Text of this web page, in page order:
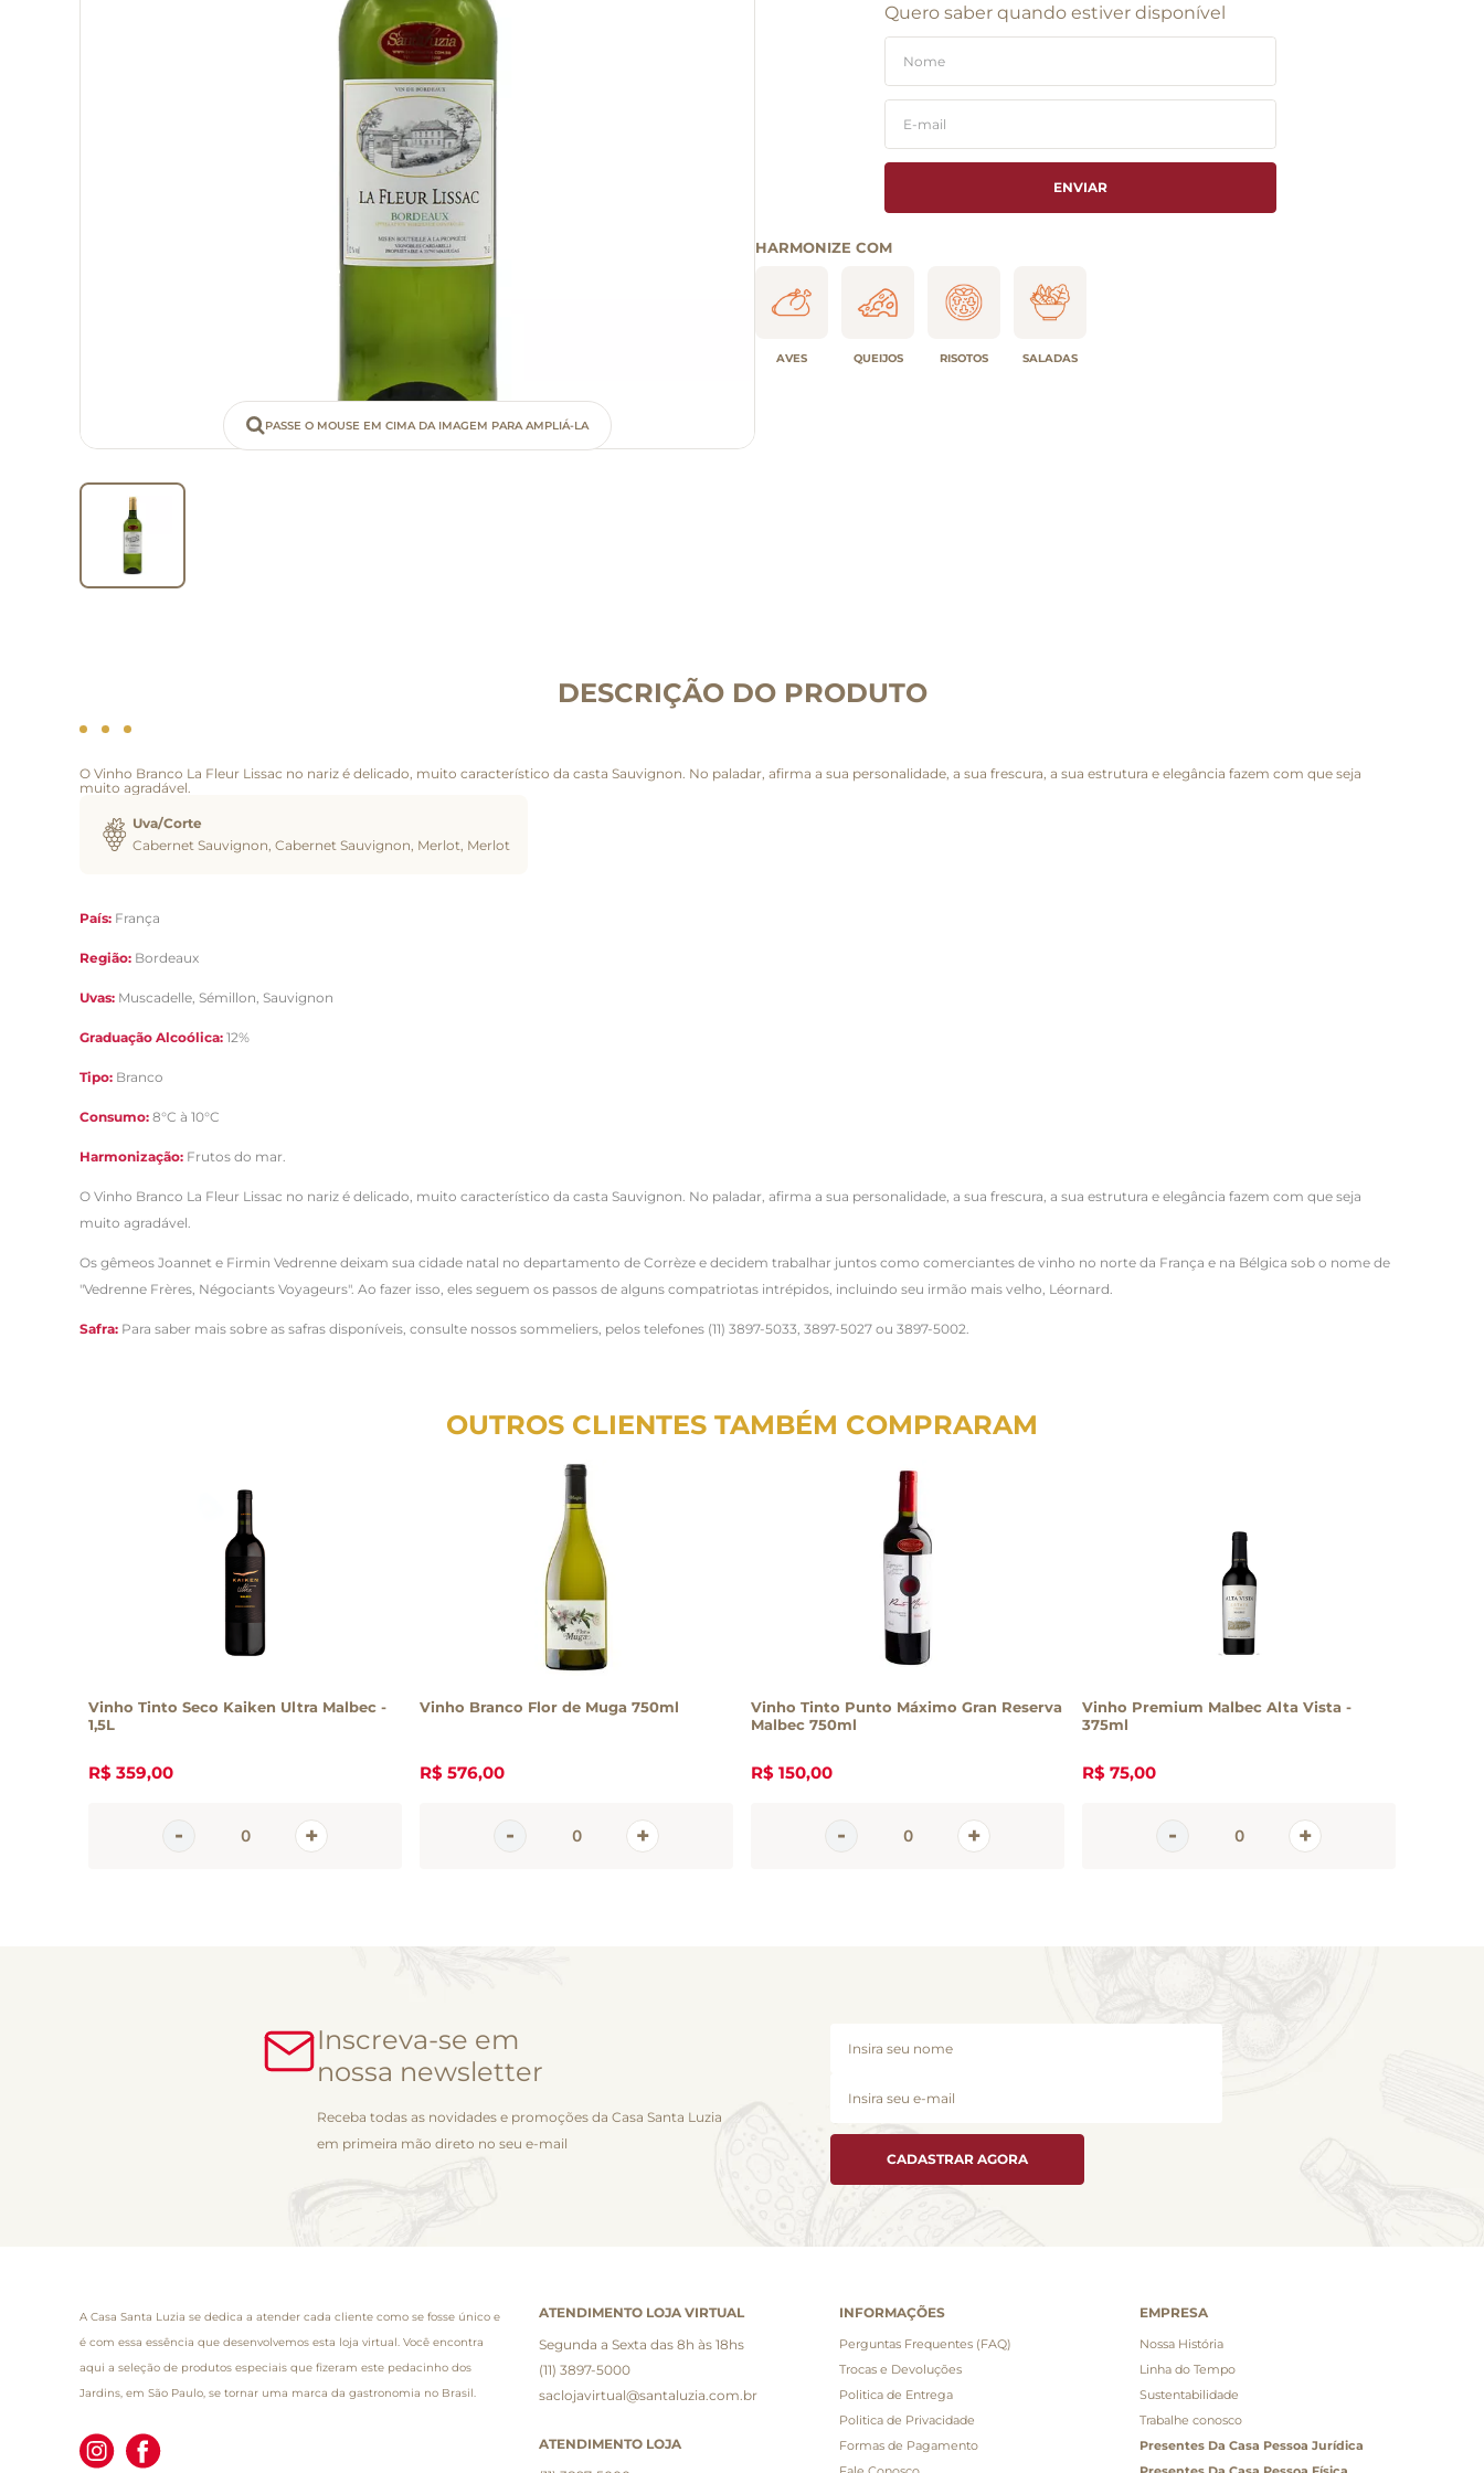
PASSE O MOUSE EM CIMA DA IMAGEM PARA AMPLIÁ-LA
Quero saber quando estiver disponível
ENVIAR
HARMONIZE COM
AVES QUEIJOS RISOTOS SALADAS
DESCRIÇÃO DO PRODUTO
O Vinho Branco La Fleur Lissac no nariz é delicado, muito característico da casta Sauvignon. No paladar, afirma a sua personalidade, a sua frescura, a sua estrutura e elegância fazem com que seja
muito agradável.
Uva/Corte
Cabernet Sauvignon, Cabernet Sauvignon, Merlot, Merlot
País: França
Região: Bordeaux
Uvas: Muscadelle, Sémillon, Sauvignon
Graduação Alcoólica: 12%
Tipo: Branco
Consumo: 8°C à 10°C
Harmonização: Frutos do mar.
O Vinho Branco La Fleur Lissac no nariz é delicado, muito característico da casta Sauvignon. No paladar, afirma a sua personalidade, a sua frescura, a sua estrutura e elegância fazem com que seja
muito agradável.
Os gêmeos Joannet e Firmin Vedrenne deixam sua cidade natal no departamento de Corrèze e decidem trabalhar juntos como comerciantes de vinho no norte da França e na Bélgica sob o nome de
"Vedrenne Frères, Négociants Voyageurs". Ao fazer isso, eles seguem os passos de alguns compatriotas intrépidos, incluindo seu irmão mais velho, Léornard.
Safra: Para saber mais sobre as safras disponíveis, consulte nossos sommeliers, pelos telefones (11) 3897-5033, 3897-5027 ou 3897-5002.
OUTROS CLIENTES TAMBÉM COMPRARAM
Vinho Tinto Seco Kaiken Ultra Malbec -
1,5L
R$ 359,00
Vinho Branco Flor de Muga 750ml
R$ 576,00
Vinho Tinto Punto Máximo Gran Reserva
Malbec 750ml
R$ 150,00
Vinho Premium Malbec Alta Vista -
375ml
R$ 75,00
Inscreva-se em
nossa newsletter
Receba todas as novidades e promoções da Casa Santa Luzia
em primeira mão direto no seu e-mail
CADASTRAR AGORA
A Casa Santa Luzia se dedica a atender cada cliente como se fosse único e
é com essa essência que desenvolvemos esta loja virtual. Você encontra
aqui a seleção de produtos especiais que fizeram este pedacinho dos
Jardins, em São Paulo, se tornar uma marca da gastronomia no Brasil.
ATENDIMENTO LOJA VIRTUAL
Segunda a Sexta das 8h às 18hs
(11) 3897-5000
saclojavirtual@santaluzia.com.br
ATENDIMENTO LOJA
INFORMAÇÕES
Perguntas Frequentes (FAQ)
Trocas e Devoluções
Politica de Entrega
Politica de Privacidade
Formas de Pagamento
EMPRESA
Nossa História
Linha do Tempo
Sustentabilidade
Trabalhe conosco
Presentes Da Casa Pessoa Jurídica